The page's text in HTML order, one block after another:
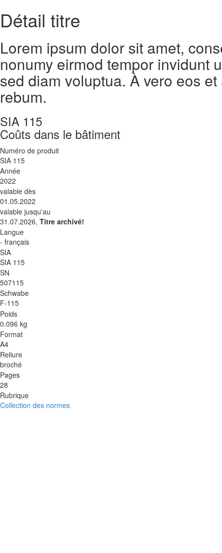
Détail titre
Lorem ipsum dolor sit amet,
nonumy eirmod tempor invidunt
sed diam voluptua. À vero eos
rebum.
SIA 115
Coûts dans le bâtiment
Numéro de produit
SIA 115
Année
2022
valable dès
01.05.2022
valable jusqu'au
31.07.2026, Titre archivé!
Langue
- français
SIA
SIA 115
SN
507115
Schwabe
F-115
Poids
0.096 kg
Format
A4
Reliure
broché
Pages
28
Rubrique
Collection des normes